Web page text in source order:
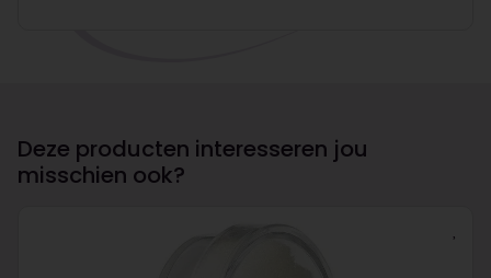
Deze producten interesseren jou
misschien ook?